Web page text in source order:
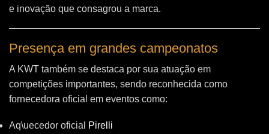
e inovação que consagrou a marca.
Presença em grandes campeonatos
A KWT também se destaca por sua atuação em
competições importantes, sendo reconhecida como
fornecedora oficial em eventos como:
Aq\uecedor oficial
Pirelli